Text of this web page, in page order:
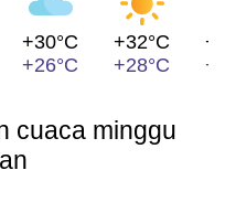
+30°C
+26°C
+32°C
+28°C
cuaca minggu